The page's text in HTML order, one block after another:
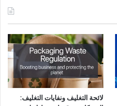
لائحة التغليف ونفايات التغليف: